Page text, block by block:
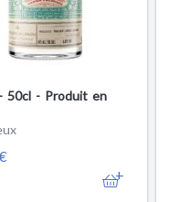
50cl - Produit en